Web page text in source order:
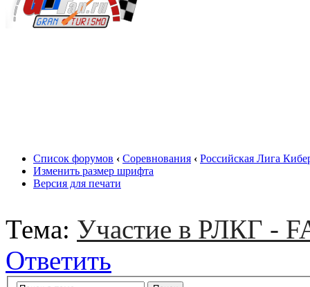
Список форумов ‹ Соревнования ‹ Российская Лига
Изменить размер шрифта
Версия для печати
Тема: Участие в РЛКГ -
Ответить